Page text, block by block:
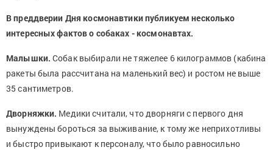
В преддверии Дня космонавтики публикуем несколько
интересных фактов о собаках - космонавтах.
Малышки. Собак выбирали не тяжелее 6 килограммов (кабина
ракеты была рассчитана на маленький вес) и ростом не выше
35 сантиметров.
Дворняжки. Медики считали, что дворняги с первого дня
вынуждены бороться за выживание, к тому же неприхотливы
и быстро привыкают к персоналу, что было равносильно